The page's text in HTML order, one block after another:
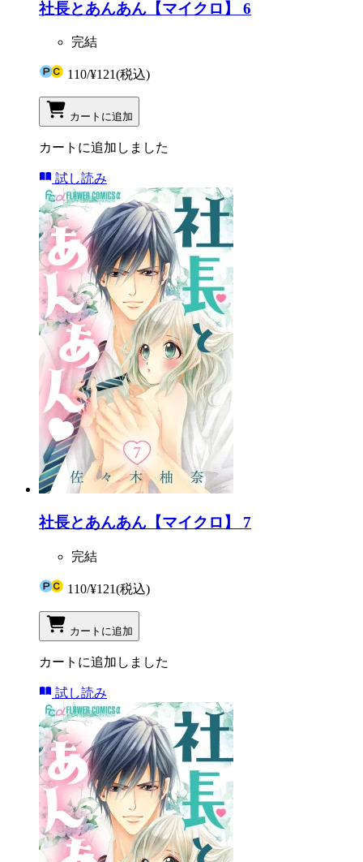
社長とあんあん【マイクロ】 6
完結
110/¥121(税込)
カートに追加
カートに追加しました
試し読み
社長とあんあん【マイクロ】 7
完結
110/¥121(税込)
カートに追加
カートに追加しました
試し読み